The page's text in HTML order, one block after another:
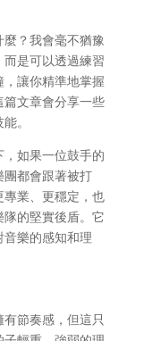
？我會毫不猶豫
是可以透過練習
讓你精準地掌握
文章會分享一些
。
如果一位鼓手的
都會跟著被打
業、更穩定，也
的堅實後盾。它
樂的感知和理
節奏感，但這只